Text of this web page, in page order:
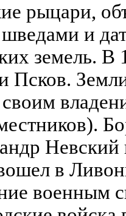
рыцари,
шведами и
земель. В
Псков.
в
военным